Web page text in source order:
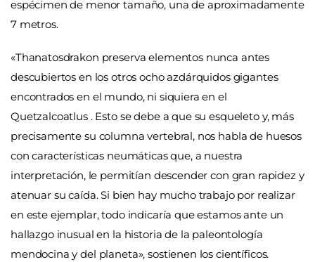
espécimen de menor tamaño, una de aproximadamente
7 metros.
«Thanatosdrakon preserva elementos nunca antes
descubiertos en los otros ocho azdárquidos gigantes
encontrados en el mundo, ni siquiera en el
Quetzalcoatlus . Esto se debe a que su esqueleto y, más
precisamente su columna vertebral, nos habla de huesos
con características neumáticas que, a nuestra
interpretación, le permitían descender con gran rapidez y
atenuar su caída. Si bien hay mucho trabajo por realizar
en este ejemplar, todo indicaría que estamos ante un
hallazgo inusual en la historia de la paleontología
mendocina y del planeta», sostienen los científicos.